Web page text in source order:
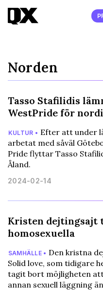
Norden
Tasso Stafilidis
WestPride för
KULTUR • Efter att under
arbetat med såväl
Pride flyttar Tasso
Åland.
2024-02-14
Kristen
homosexuella
SAMHÄLLE • Den kristna
Solid love, som tidigare
tagit bort möjligheten
annan sexuell läggning